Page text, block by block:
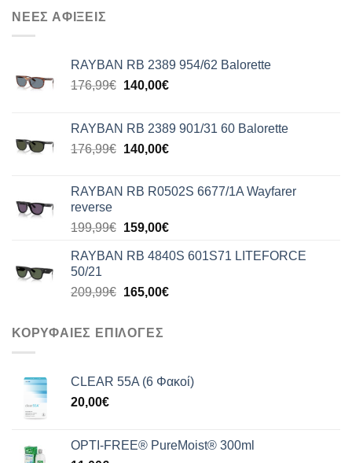
ΝΕΕΣ ΑΦΙΞΕΙΣ
RAYBAN RB 2389 954/62 Balorette
176,99€ Original
176,99€.
140,00€Η
είναι:
140,00€.
RAYBAN RB 2389 901/31 60 Balorette
176,99€ Original
176,99€.
140,00€Η
είναι:
RAYBAN RB R0502S 6677/1A Wayfarer
reverse
199,99€ Original
was:
159,00€Η
τιμή
159,00€.
RAYBAN RB 4840S 601S71 LITEFORCE
50/21
209,99€ Original
209,99€.
165,00€Η
ΚΟΡΥΦΑΙΕΣ ΕΠΙΛΟΓΕΣ
CLEAR 55A (6 Φακοί)
20,00€
OPTI-FREE® PureMoist® 300ml